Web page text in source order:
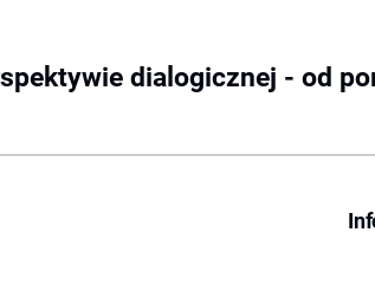
dialogicznej - od